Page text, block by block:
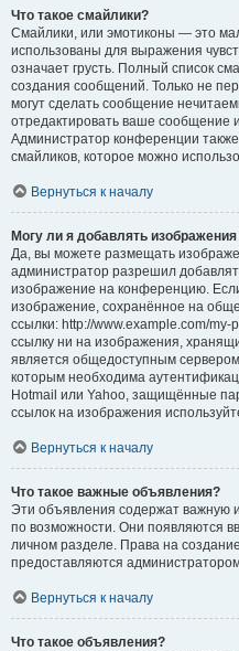
Что такое смайлики?
Смайлики, или эмотиконы — это
использованы для выражения
означает грусть. Полный список
создания сообщений. Только не
могут сделать сообщение
отредактировать ваше сообщение
Администратор конференции
смайликов, которое можно
Вернуться к началу
Могу ли я добавлять
Да, вы можете размещать
администратор разрешил
изображение на конференцию.
изображение, сохранённое на
ссылки: http://www.example.com/
ссылку ни на изображения,
является общедоступным
которым необходима
Hotmail или Yahoo, защищённые
ссылок на изображения
Вернуться к началу
Что такое важные объявления?
Эти объявления содержат
по возможности. Они появляются
личном разделе. Права на
предоставляются
Вернуться к началу
Что такое объявления?